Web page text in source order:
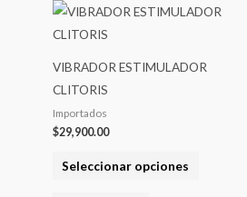
VIBRADOR ESTIMULADOR
CLITORIS
Importados
$29,900.00
Seleccionar opciones
Este